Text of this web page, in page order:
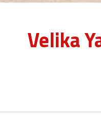
Velika